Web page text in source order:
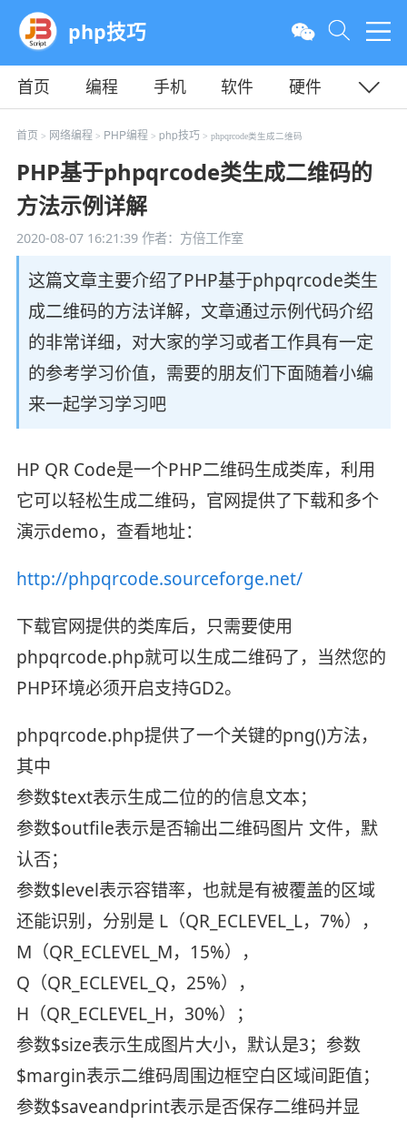
php技巧
首页 编程 手机 软件
硬件
教程
平面 服务器
首页 > 网络编程 > PHP编程 > php技巧 > phpqrcode类生成二维码
PHP基于phpqrcode类生成二维码的
方法示例详解
2020-08-07 16:21:39作者：方倍工作室
这篇文章主要介绍了PHP基于phpqrcode类生
成二维码的方法详解，文章通过示例代码介绍
的非常详细，对大家的学习或者工作具有一定
的参考学习价值，需要的朋友们下面随着小编
来一起学习学习吧
HP QR Code是一个PHP二维码生成类库，利用
它可以轻松生成二维码，官网提供了下载和多个
演示demo，查看地址：
http://phpqrcode.sourceforge.net/
下载官网提供的类库后，只需要使用
phpqrcode.php就可以生成二维码了，当然您的
PHP环境必须开启支持GD2。
phpqrcode.php提供了一个关键的png()方法，
其中
参数$text表示生成二位的的信息文本；
参数$outfile表示是否输出二维码图片 文件，默
认否；
参数$level表示容错率，也就是有被覆盖的区域
还能识别，分别是 L（QR_ECLEVEL_L，7%），
M（QR_ECLEVEL_M，15%），
Q（QR_ECLEVEL_Q，25%），
H（QR_ECLEVEL_H，30%）；
参数$size表示生成图片大小，默认是3；参数
$margin表示二维码周围边框空白区域间距值；
参数$saveandprint表示是否保存二维码并显